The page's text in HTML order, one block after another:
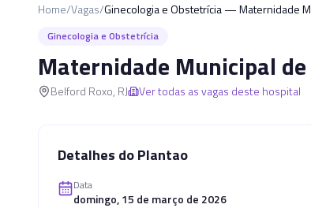
Home/Vagas/Ginecologia e Obstetrícia — Maternidade
Ginecologia e Obstetrícia
Maternidade Municipal
Belford Roxo, RJ Ver todas as vagas deste hospital
Detalhes do Plantao
Data
domingo, 15 de março de 2026